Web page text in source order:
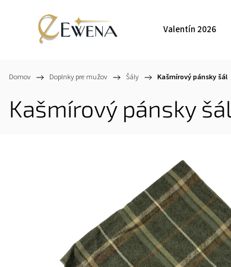
Valentín 2026
Domov / Doplnky pre mužov / Šály / Kašmírový pánsky šál
Kašmírový pánsky šál